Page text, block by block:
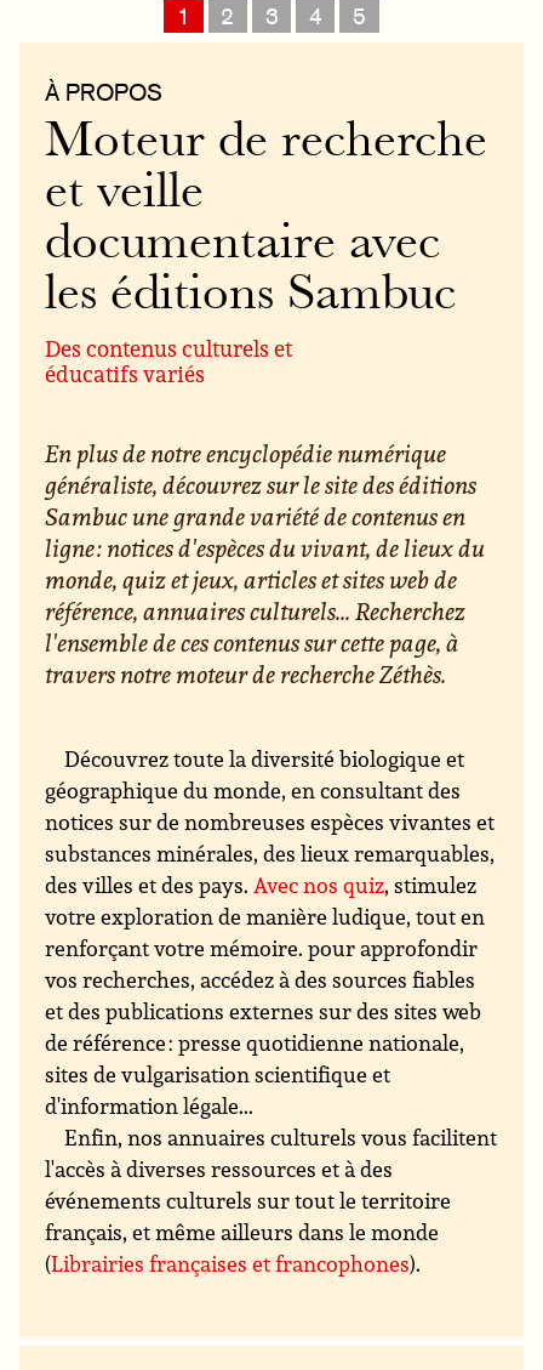
1 2 3 4 5
À PROPOS
Moteur de recherche
et veille
documentaire avec
les éditions Sambuc
Des contenus culturels et
éducatifs variés
En plus de notre encyclopédie numérique
généraliste, découvrez sur le site des éditions
Sambuc une grande variété de contenus en
ligne : notices d'espèces du vivant, de lieux du
monde, quiz et jeux, articles et sites web de
référence, annuaires culturels... Recherchez
l'ensemble de ces contenus sur cette page, à
travers notre moteur de recherche Zéthès.
Découvrez toute la diversité biologique et
géographique du monde, en consultant des
notices sur de nombreuses espèces vivantes et
substances minérales, des lieux remarquables,
des villes et des pays.Avec nos quiz, stimulez
votre exploration de manière ludique, tout en
renforçant votre mémoire. pour approfondir
vos recherches, accédez à des sources fiables
et des publications externes sur des sites web
de référence : presse quotidienne nationale,
sites de vulgarisation scientifique et
d'information légale...
Enfin, nos annuaires culturels vous facilitent
l'accès à diverses ressources et à des
événements culturels sur tout le territoire
français, et même ailleurs dans le monde
(Librairies françaises et francophones).